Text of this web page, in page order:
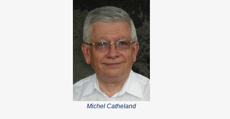
Michel Catheland